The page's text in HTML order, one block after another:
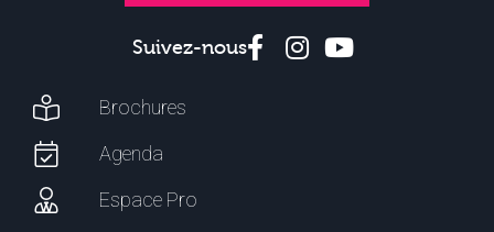
Suivez-nous
Brochures
Agenda
Espace Pro